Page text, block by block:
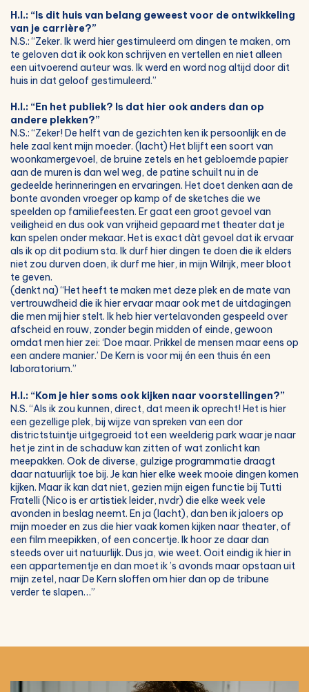
H.I.: “Is dit huis van belang geweest voor de ontwikkeling
van je carrière?”
N.S.: “Zeker. Ik werd hier gestimuleerd om dingen te maken, om
te geloven dat ik ook kon schrijven en vertellen en niet alleen
een uitvoerend auteur was. Ik werd en word nog altijd door dit
huis in dat geloof gestimuleerd.”
H.I.: “En het publiek? Is dat hier ook anders dan op
andere plekken?”
N.S.: “Zeker! De helft van de gezichten ken ik persoonlijk en de
hele zaal kent mijn moeder. (lacht) Het blijft een soort van
woonkamergevoel, de bruine zetels en het gebloemde papier
aan de muren is dan wel weg, de patine schuilt nu in de
gedeelde herinneringen en ervaringen. Het doet denken aan de
bonte avonden vroeger op kamp of de sketches die we
speelden op familiefeesten. Er gaat een groot gevoel van
veiligheid en dus ook van vrijheid gepaard met theater dat je
kan spelen onder mekaar. Het is exact dàt gevoel dat ik ervaar
als ik op dit podium sta. Ik durf hier dingen te doen die ik elders
niet zou durven doen, ik durf me hier, in mijn Wilrijk, meer bloot
te geven.
(denkt na) “Het heeft te maken met deze plek en de mate van
vertrouwdheid die ik hier ervaar maar ook met de uitdagingen
die men mij hier stelt. Ik heb hier vertelavonden gespeeld over
afscheid en rouw, zonder begin midden of einde, gewoon
omdat men hier zei: ‘Doe maar. Prikkel de mensen maar eens op
een andere manier.’ De Kern is voor mij én een thuis én een
laboratorium.”
H.I.: “Kom je hier soms ook kijken naar voorstellingen?”
N.S. “Als ik zou kunnen, direct, dat meen ik oprecht! Het is hier
een gezellige plek, bij wijze van spreken van een dor
districtstuintje uitgegroeid tot een weelderig park waar je naar
het je zint in de schaduw kan zitten of wat zonlicht kan
meepakken. Ook de diverse, gulzige programmatie draagt
daar natuurlijk toe bij. Je kan hier elke week mooie dingen komen
kijken. Maar ik kan dat niet, gezien mijn eigen functie bij Tutti
Fratelli (Nico is er artistiek leider, nvdr) die elke week vele
avonden in beslag neemt. En ja (lacht), dan ben ik jaloers op
mijn moeder en zus die hier vaak komen kijken naar theater, of
een film meepikken, of een concertje. Ik hoor ze daar dan
steeds over uit natuurlijk. Dus ja, wie weet. Ooit eindig ik hier in
een appartementje en dan moet ik ’s avonds maar opstaan uit
mijn zetel, naar De Kern sloffen om hier dan op de tribune
verder te slapen…”